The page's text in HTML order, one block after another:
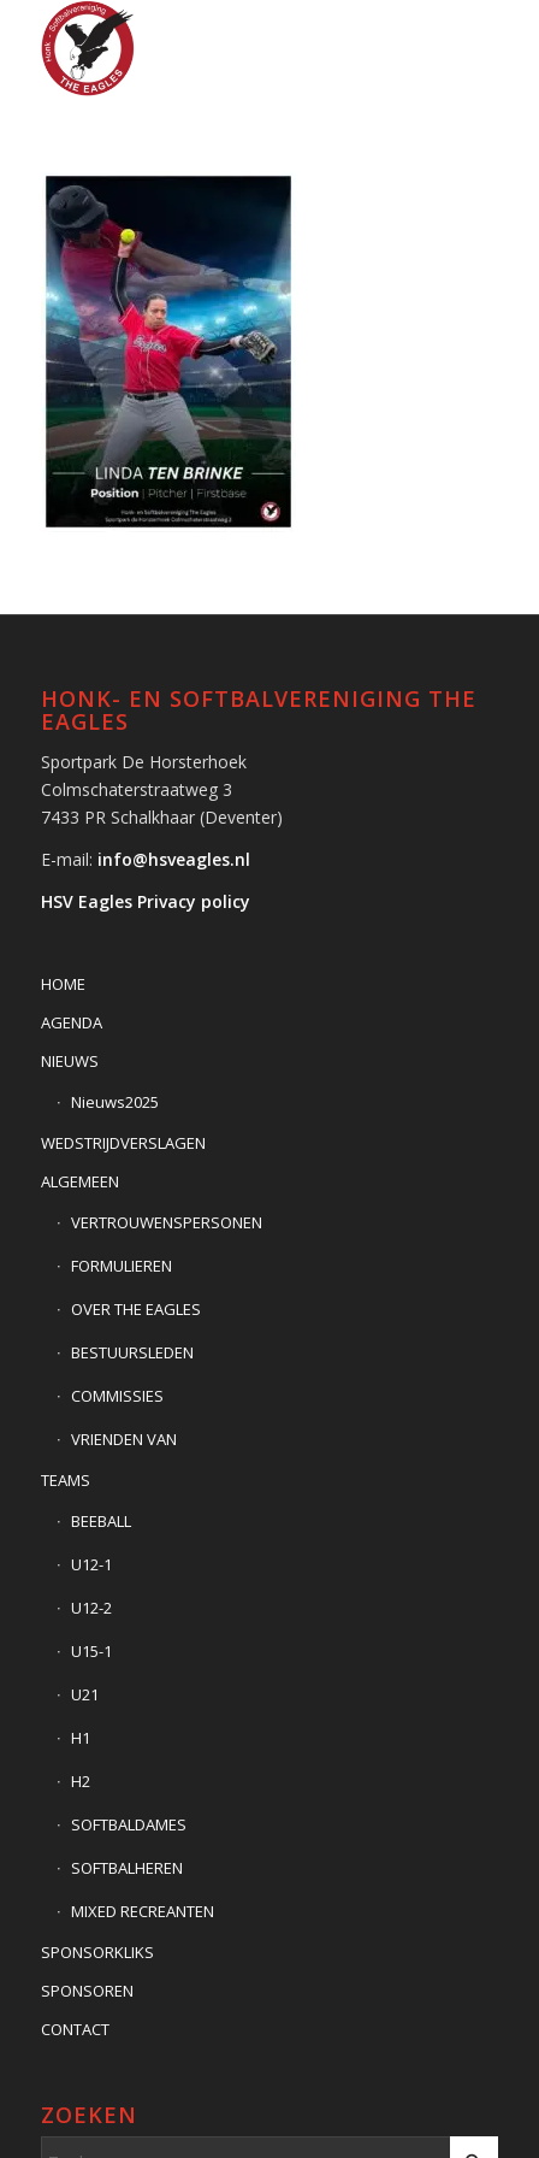
HONK- EN SOFTBALVERENIGING THE
EAGLES
Sportpark De Horsterhoek
Colmschaterstraatweg 3
7433 PR Schalkhaar (Deventer)
E-mail: info@hsveagles.nl
HSV Eagles Privacy policy
HOME
AGENDA
NIEUWS
Nieuws2025
WEDSTRIJDVERSLAGEN
ALGEMEEN
VERTROUWENSPERSONEN
FORMULIEREN
OVER THE EAGLES
BESTUURSLEDEN
COMMISSIES
VRIENDEN VAN
TEAMS
BEEBALL
U12-1
U12-2
U15-1
U21
H1
H2
SOFTBALDAMES
SOFTBALHEREN
MIXED RECREANTEN
SPONSORKLIKS
SPONSOREN
CONTACT
ZOEKEN